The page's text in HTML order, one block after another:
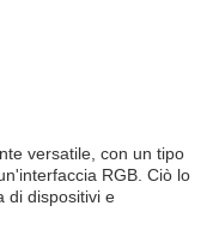
versatile, con un tipo
RGB. Ciò lo
di dispositivi e